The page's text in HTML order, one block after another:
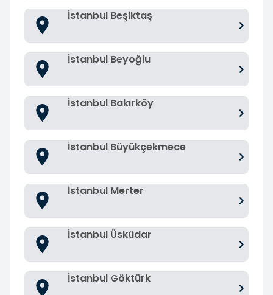
İstanbul Beşiktaş
İstanbul Beyoğlu
İstanbul Bakırköy
İstanbul Büyükçekmece
İstanbul Merter
İstanbul Üsküdar
İstanbul Göktürk